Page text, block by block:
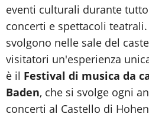
eventi culturali durante
concerti e spettacoli
svolgono nelle sale del
visitatori un'esperienza
è il Festival di musica da
Baden, che si svolge ogni
concerti al Castello di